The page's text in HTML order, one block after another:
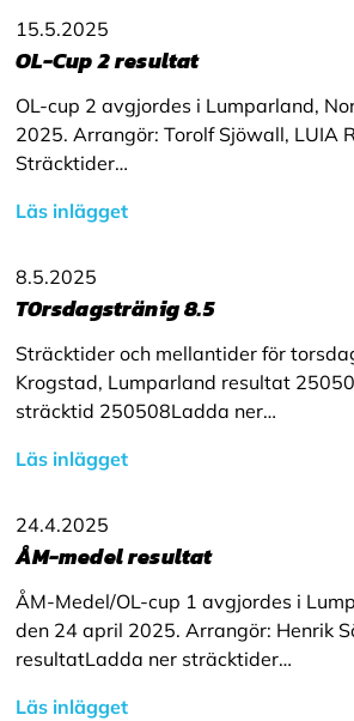
15.5.2025
OL-Cup 2 resultat
OL-cup 2 avgjordes i Lumparland,
2025. Arrangör: Torolf Sjöwall, LUIA
Sträcktider…
Läs inlägget
8.5.2025
T0rsdagstränig 8.5
Sträcktider och mellantider för
Krogstad, Lumparland resultat
sträcktid 250508Ladda ner…
Läs inlägget
24.4.2025
ÅM-medel resultat
ÅM-Medel/OL-cup 1 avgjordes i
den 24 april 2025. Arrangör: Henrik
resultatLadda ner sträcktider…
Läs inlägget